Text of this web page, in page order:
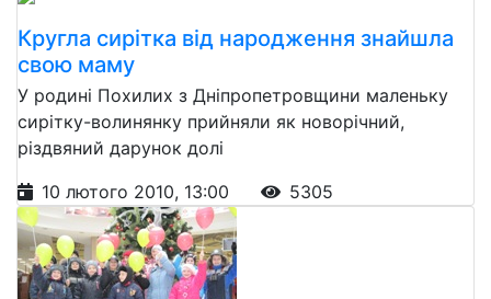
Кругла сирітка від народження знайшла
свою маму
У родині Похилих з Дніпропетровщини маленьку
сирітку-волинянку прийняли як новорічний,
різдвяний дарунок долі
10 лютого 2010, 13:00
5305